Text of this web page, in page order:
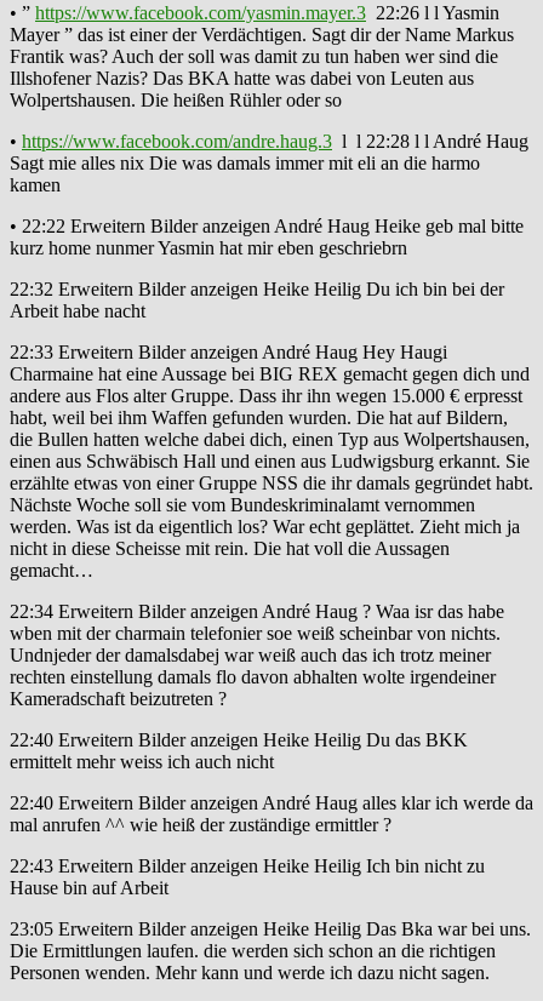
• ” https://www.facebook.com/yasmin.mayer.3 22:26 l l Yasmin
Mayer ” das ist einer der Verdächtigen. Sagt dir der Name Markus
Frantik was? Auch der soll was damit zu tun haben wer sind die
Illshofener Nazis? Das BKA hatte was dabei von Leuten aus
Wolpertshausen. Die heißen Rühler oder so
• https://www.facebook.com/andre.haug.3 l l 22:28 l l André Haug
Sagt mie alles nix Die was damals immer mit eli an die harmo
kamen
• 22:22 Erweitern Bilder anzeigen André Haug Heike geb mal bitte
kurz home nunmer Yasmin hat mir eben geschriebrn
22:32 Erweitern Bilder anzeigen Heike Heilig Du ich bin bei der
Arbeit habe nacht
22:33 Erweitern Bilder anzeigen André Haug Hey Haugi
Charmaine hat eine Aussage bei BIG REX gemacht gegen dich und
andere aus Flos alter Gruppe. Dass ihr ihn wegen 15.000 € erpresst
habt, weil bei ihm Waffen gefunden wurden. Die hat auf Bildern,
die Bullen hatten welche dabei dich, einen Typ aus Wolpertshausen,
einen aus Schwäbisch Hall und einen aus Ludwigsburg erkannt. Sie
erzählte etwas von einer Gruppe NSS die ihr damals gegründet habt.
Nächste Woche soll sie vom Bundeskriminalamt vernommen
werden. Was ist da eigentlich los? War echt geplättet. Zieht mich ja
nicht in diese Scheisse mit rein. Die hat voll die Aussagen
gemacht…
22:34 Erweitern Bilder anzeigen André Haug ? Waa isr das habe
wben mit der charmain telefonier soe weiß scheinbar von nichts.
Undnjeder der damalsdabej war weiß auch das ich trotz meiner
rechten einstellung damals flo davon abhalten wolte irgendeiner
Kameradschaft beizutreten ?
22:40 Erweitern Bilder anzeigen Heike Heilig Du das BKK
ermittelt mehr weiss ich auch nicht
22:40 Erweitern Bilder anzeigen André Haug alles klar ich werde da
mal anrufen ^^ wie heiß der zuständige ermittler ?
22:43 Erweitern Bilder anzeigen Heike Heilig Ich bin nicht zu
Hause bin auf Arbeit
23:05 Erweitern Bilder anzeigen Heike Heilig Das Bka war bei uns.
Die Ermittlungen laufen. die werden sich schon an die richtigen
Personen wenden. Mehr kann und werde ich dazu nicht sagen.